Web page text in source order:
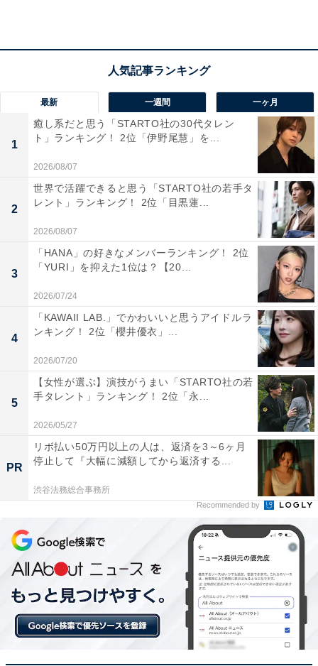
した。自然に囲まれた静かな環境で、落ち着いて過ごせ
る点も魅力です。温泉街の雰囲気も穏やかで、散策しな
がらのんびり滞在できると感じました」（40代女性／滋
賀県）といった声が集まりました。
1位：青島温泉／137票
宮崎市南部の海岸沿いにある青島温泉は、太平洋を一望
できるロケーションが魅力の温泉地です。特に目の前に
ある青島（鬼の洗濯板）の絶景は圧巻で、海岸線に並ぶ
ヤシの木と相まって南国ムード満点。泉質はナトリウム-
塩化物泉で、湯冷めしにくく美肌効果も期待できます。
日の出を海から眺めながらの入浴は格別で、リゾート気
分を満喫可能。周辺には青島神社などの観光スポットも
あります。
回答者からは「青島観光とセットで南国気分を堪能した
いから」（50代男性／東京都）、「青島温泉は海に近
最新 一週間 一ヶ月
1
癒し系だと思う「STARTO社の30代タレン
ト」ランキング！ 2位「伊野尾慧」を...
2026/08/07
2
世界で活躍できると思う「STARTO社の若手タ
レント」ランキング！ 2位「目黒蓮...
2026/08/07
3
「HANA」の好きなメンバーランキング！ 2位
「YURI」を抑えた1位は？【20...
2026/07/24
4
「KAWAII LAB.」でかわいいと思うアイドルラ
ンキング！ 2位「櫻井優衣」...
2026/07/20
5
【女性が選ぶ】演技がうまい「STARTO社の若
手タレント」ランキング！ 2位「永...
2026/05/27
PR
リボ払い50万円以上の人は、返済を3～6ヶ月
停止して『大幅に減額してから返済する...
渋谷法務総合事務所
Recommended by